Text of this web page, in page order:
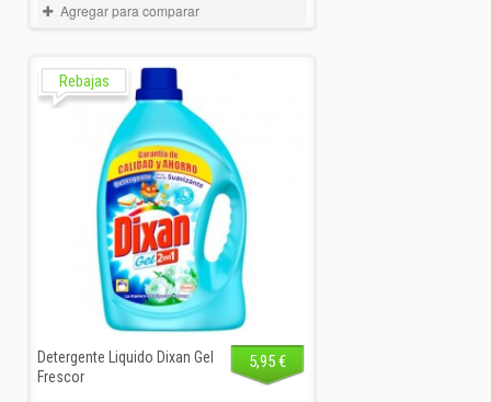
Agregar para comparar
Rebajas
Detergente Liquido Dixan Gel
Frescor
5,95 €